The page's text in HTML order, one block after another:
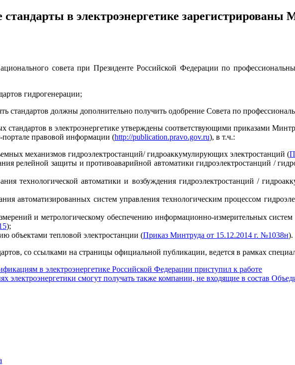
в электроэнергетике
совета при Президенте Российской Федерации по
гидрогенерации;
стандартов должны дополнительно получить одобрение Совета по
стандартов в электроэнергетике утверждены соответствующими приказами
правовой информации (http://publication.pravo.gov.ru), в т.ч.:
механизмов гидроэлектростанций/ гидроаккумулирующих электростанций (
релейной защиты и противоаварийной автоматики гидроэлектростанций /
технологической автоматики и возбуждения гидроэлектростанций /
автоматизированных систем управления технологическим процессом
и метрологическому обеспечению информационно-измерительных
);
объектами тепловой электростанции (Приказ Минтруда от 15.12.2014 г. №1038н).
со ссылками на страницы официальной публикации, ведется в рамках
в электроэнергетике Российской Федерации приступил к работе
электроэнергетики смогут получать также компании, не входящие в состав